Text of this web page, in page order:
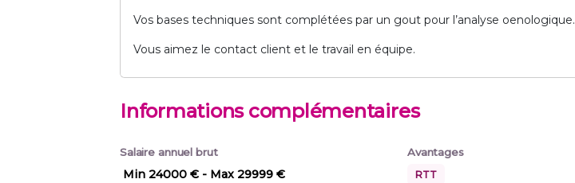
Vos bases techniques sont complétées par un gout pour l’analyse oenologique.
Vous aimez le contact client et le travail en équipe.
Informations complémentaires
Salaire annuel brut
Min 24000 € - Max 29999 €
Avantages
RTT